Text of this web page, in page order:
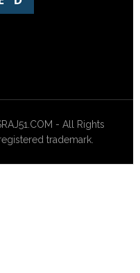
- All Rights
trademark.